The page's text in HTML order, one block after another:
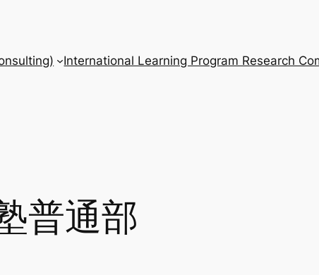
International Learning Program Research
普通部